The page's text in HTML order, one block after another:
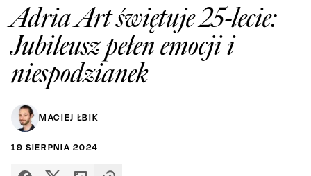
Adria Art świętuje 25-lecie:
Jubileusz pełen emocji i
niespodzianek
MACIEJ ŁBIK
19 SIERPNIA 2024